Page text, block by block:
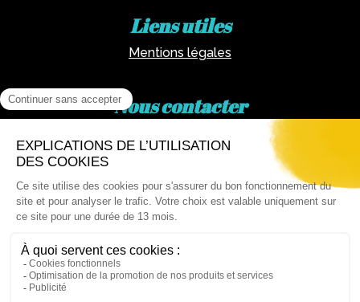
Liens utiles
Mentions légales
Nous contacter
02 62 81 77 60
Via email : artotheque@cg974.fr